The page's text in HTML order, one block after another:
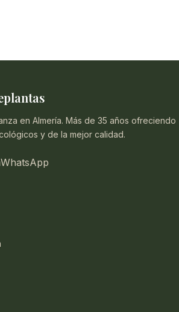
en Almería. Más de 35 años ofreciendo
y de la mejor calidad.
WhatsApp